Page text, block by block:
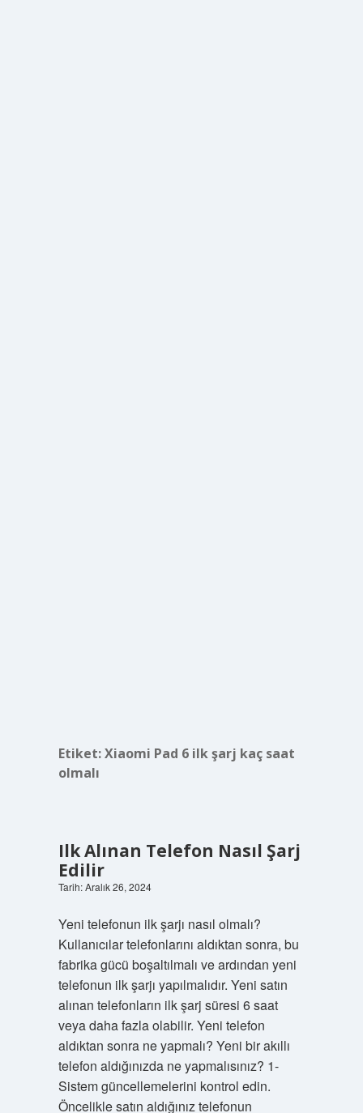
Etiket:Xiaomi Pad 6 ilk şarj kaç saat
olmalı
Ilk Alınan Telefon Nasıl Şarj
Edilir
Tarih: Aralık 26, 2024
Yeni telefonun ilk şarjı nasıl olmalı?
Kullanıcılar telefonlarını aldıktan sonra, bu
fabrika gücü boşaltılmalı ve ardından yeni
telefonun ilk şarjı yapılmalıdır. Yeni satın
alınan telefonların ilk şarj süresi 6 saat
veya daha fazla olabilir. Yeni telefon
aldıktan sonra ne yapmalı? Yeni bir akıllı
telefon aldığınızda ne yapmalısınız? 1-
Sistem güncellemelerini kontrol edin.
Öncelikle satın aldığınız telefonun